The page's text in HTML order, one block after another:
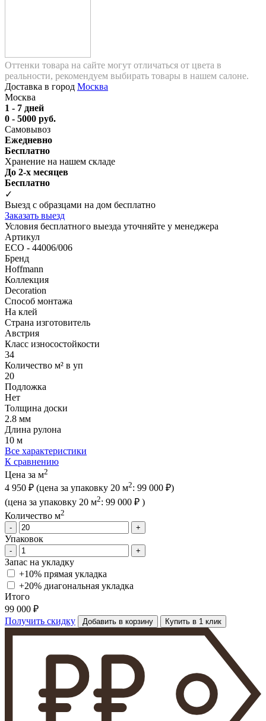
Оттенки товара на сайте могут отличаться от цвета в
реальности, рекомендуем выбирать товары в нашем салоне.
Доставка в город Москва
Москва
1 - 7 дней
0 - 5000 руб.
Самовывоз
Ежедневно
Бесплатно
Хранение на нашем складе
До 2-х месяцев
Бесплатно
✓
Выезд с образцами на дом бесплатно
Заказать выезд
Условия бесплатного выезда уточняйте у менеджера
Артикул
ECO - 44006/006
Бренд
Hoffmann
Коллекция
Decoration
Способ монтажа
На клей
Страна изготовитель
Австрия
Класс износостойкости
34
Количество м² в уп
20
Подложка
Нет
Толщина доски
2.8 мм
Длина рулона
10 м
Все характеристики
К сравнению
Цена за м2
4 950 ₽ (цена за упаковку 20 м2: 99 000 ₽)
(цена за упаковку 20 м2: 99 000 ₽ )
Количество м2
-
+
Упаковок
- +
Запас на укладку
+10% прямая укладка
+20% диагональная укладка
Итого
99 000 ₽
Получить скидку
Добавить в корзину Купить в 1 клик